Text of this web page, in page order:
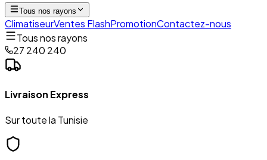
Tous nos rayons
ClimatiseurVentes FlashPromotionContactez-nous
Tous nos rayons
27 240 240
Livraison Express
Sur toute la Tunisie